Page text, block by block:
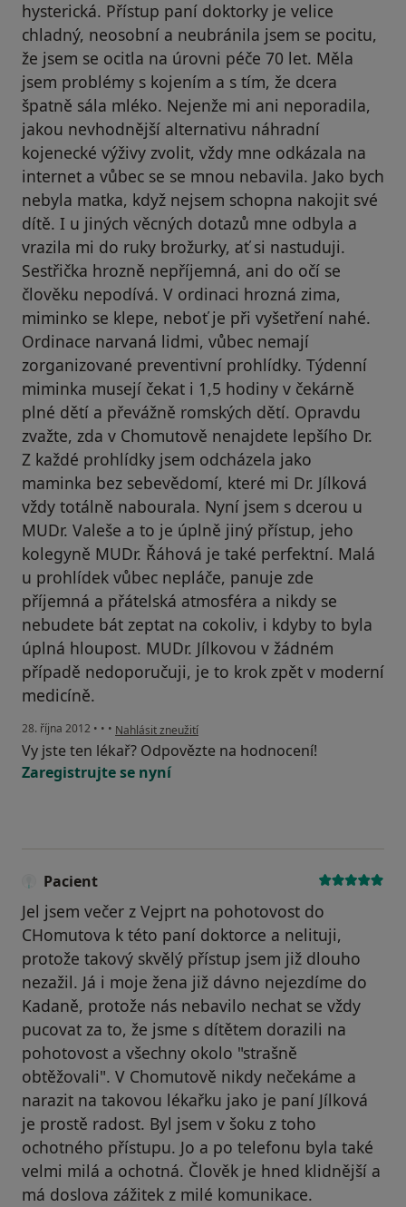
hysterická. Přístup paní doktorky je velice
chladný, neosobní a neubránila jsem se pocitu,
že jsem se ocitla na úrovni péče 70 let. Měla
jsem problémy s kojením a s tím, že dcera
špatně sála mléko. Nejenže mi ani neporadila,
jakou nevhodnější alternativu náhradní
kojenecké výživy zvolit, vždy mne odkázala na
internet a vůbec se se mnou nebavila. Jako bych
nebyla matka, když nejsem schopna nakojit své
dítě. I u jiných věcných dotazů mne odbyla a
vrazila mi do ruky brožurky, ať si nastuduji.
Sestřička hrozně nepříjemná, ani do očí se
člověku nepodívá. V ordinaci hrozná zima,
miminko se klepe, neboť je při vyšetření nahé.
Ordinace narvaná lidmi, vůbec nemají
zorganizované preventivní prohlídky. Týdenní
miminka musejí čekat i 1,5 hodiny v čekárně
plné dětí a převážně romských dětí. Opravdu
zvažte, zda v Chomutově nenajdete lepšího Dr.
Z každé prohlídky jsem odcházela jako
maminka bez sebevědomí, které mi Dr. Jílková
vždy totálně nabourala. Nyní jsem s dcerou u
MUDr. Valeše a to je úplně jiný přístup, jeho
kolegyně MUDr. Řáhová je také perfektní. Malá
u prohlídek vůbec nepláče, panuje zde
příjemná a přátelská atmosféra a nikdy se
nebudete bát zeptat na cokoliv, i kdyby to byla
úplná hloupost. MUDr. Jílkovou v žádném
případě nedoporučuji, je to krok zpět v moderní
medicíně.
28. října 2012 • • • podle názoru uživatele Váš účet byl odstraněn
Nahlásit zneužití
Vy jste ten lékař? Odpovězte na hodnocení!
Zaregistrujte se nyní
Pacient
Jel jsem večer z Vejprt na pohotovost do
CHomutova k této paní doktorce a nelituji,
protože takový skvělý přístup jsem již dlouho
nezažil. Já i moje žena již dávno nejezdíme do
Kadaně, protože nás nebavilo nechat se vždy
pucovat za to, že jsme s dítětem dorazili na
pohotovost a všechny okolo "strašně
obtěžovali". V Chomutově nikdy nečekáme a
narazit na takovou lékařku jako je paní Jílková
je prostě radost. Byl jsem v šoku z toho
ochotného přístupu. Jo a po telefonu byla také
velmi milá a ochotná. Člověk je hned klidnější a
má doslova zážitek z milé komunikace.